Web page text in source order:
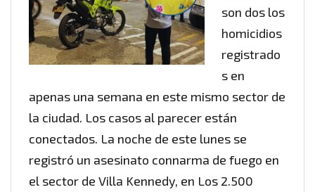
son dos los
homicidios
registrado
s en
apenas una semana en este mismo sector de
la ciudad. Los casos al parecer están
conectados. La noche de este lunes se
registró un asesinato connarma de fuego en
el sector de Villa Kennedy, en Los 2.500